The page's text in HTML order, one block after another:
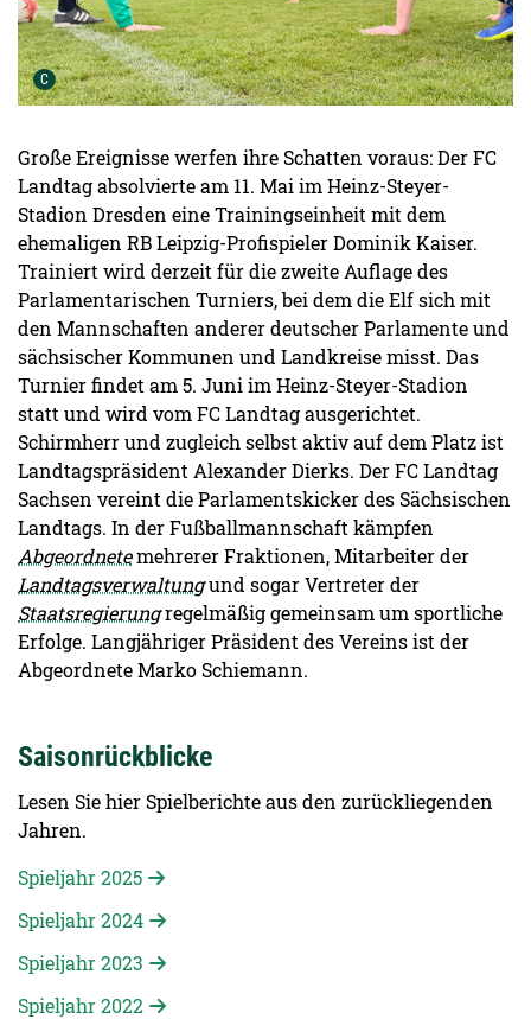
C Urheber der Grafik:
Große Ereignisse werfen ihre Schatten voraus: Der FC
Landtag absolvierte am 11. Mai im Heinz-Steyer-
Stadion Dresden eine Trainingseinheit mit dem
ehemaligen RB Leipzig-Profispieler Dominik Kaiser.
Trainiert wird derzeit für die zweite Auflage des
Parlamentarischen Turniers, bei dem die Elf sich mit
den Mannschaften anderer deutscher Parlamente und
sächsischer Kommunen und Landkreise misst. Das
Turnier findet am 5. Juni im Heinz-Steyer-Stadion
statt und wird vom FC Landtag ausgerichtet.
Schirmherr und zugleich selbst aktiv auf dem Platz ist
Landtagspräsident Alexander Dierks. Der FC Landtag
Sachsen vereint die Parlamentskicker des Sächsischen
Landtags. In der Fußballmannschaft kämpfen
Abgeordnetemehrerer Fraktionen, Mitarbeiter der
Landtagsverwaltungund sogar Vertreter der
Staatsregierungregelmäßig gemeinsam um sportliche
Erfolge. Langjähriger Präsident des Vereins ist der
Abgeordnete Marko Schiemann.
Saisonrückblicke
Lesen Sie hier Spielberichte aus den zurückliegenden
Jahren.
Spieljahr 2025
Spieljahr 2024
Spieljahr 2023
Spieljahr 2022